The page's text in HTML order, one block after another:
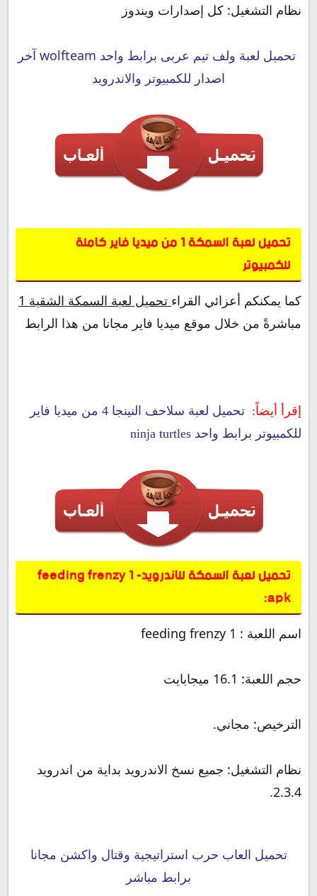
نظام التشغيل: كل إصدارات ويندوز
تحميل لعبة ولف تيم عربى برابط واحد wolfteam آخر
اصدار للكمبيوتر والاندرويد
تحميل لعبة السمكة 1 من ميديا فاير كاملة
للكمبيوتر
كما يمكنكم أعزائي القراء تحميل لعبة السمكة الشقية 1
مباشرةً من خلال موقع ميديا فاير مجانا من هذا الرابط
إقرأ أيضاً:
تحميل لعبة سلاحف النينجا 4 من ميديا فاير
للكمبيوتر برابط واحد ninja turtles
تحميل لعبة السمكة للاندرويد- feeding frenzy 1
apk:
اسم اللعبة : feeding frenzy 1
حجم اللعبة: 16.1 ميجابايت
الترخيص: مجاني.
نظام التشغيل: جميع نسخ الاندرويد بداية من اندرويد
2.3.4.
تحميل العاب حرب استراتيجية وقتال واكشن مجانا
برابط مباشر